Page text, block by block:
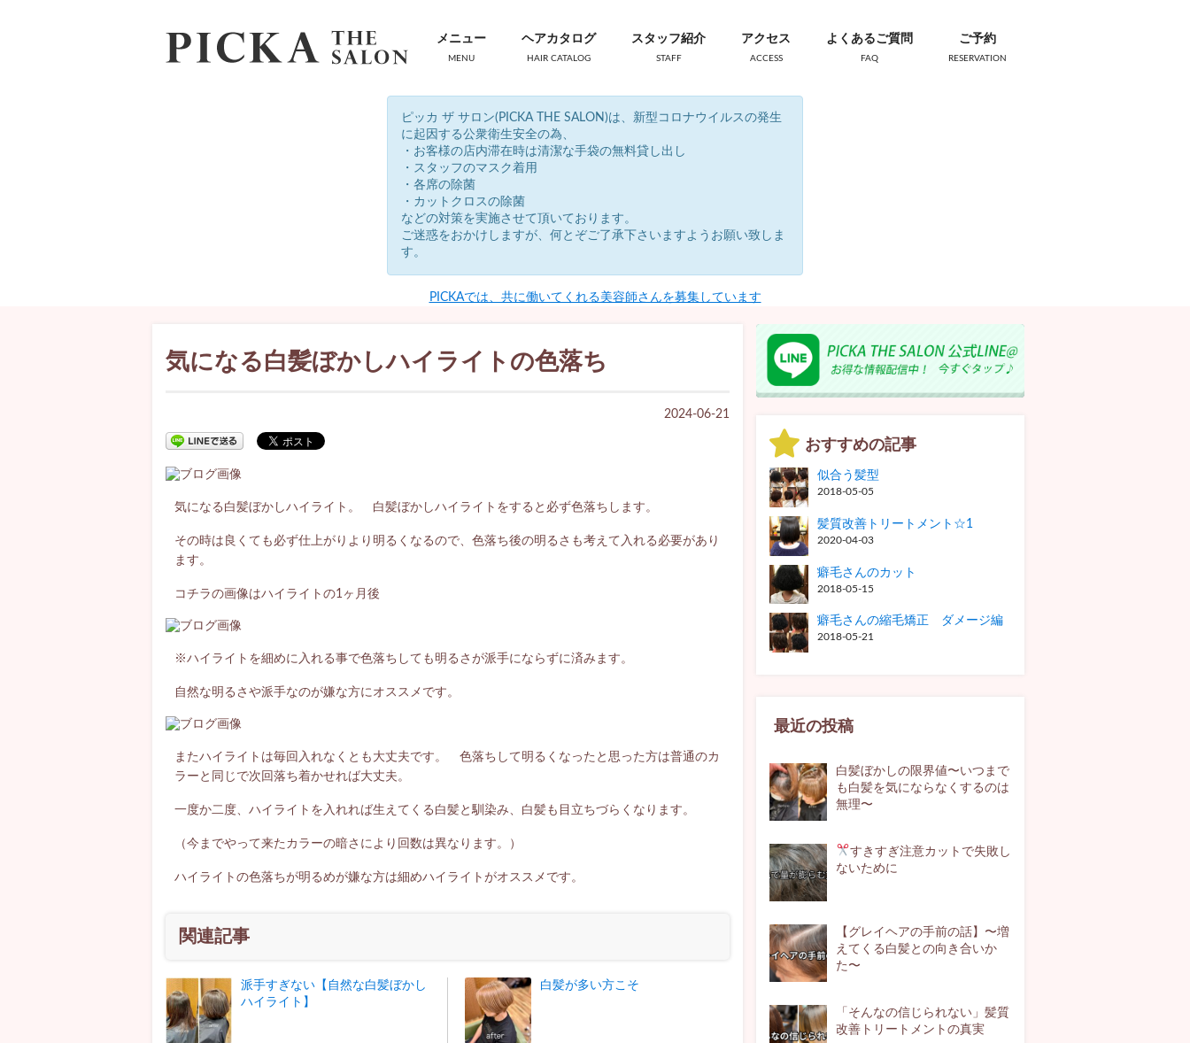
メニュー
MENU
ヘアカタログ
HAIR CATALOG
スタッフ紹介
STAFF
アクセス
ACCESS
よくあるご質問
FAQ
ご予約
RESERVATION
ピッカ ザ サロン(PICKA THE SALON)は、新型コロナウイルスの発生
に起因する公衆衛生安全の為、
・お客様の店内滞在時は清潔な手袋の無料貸し出し
・スタッフのマスク着用
・各席の除菌
・カットクロスの除菌
などの対策を実施させて頂いております。
ご迷惑をおかけしますが、何とぞご了承下さいますようお願い致しま
す。
PICKAでは、共に働いてくれる美容師さんを募集しています
気になる白髪ぼかしハイライトの色落ち
2024-06-21
気になる白髪ぼかしハイライト。 白髪ぼかしハイライトをすると必ず色落ちします。
その時は良くても必ず仕上がりより明るくなるので、色落ち後の明るさも考えて入れる必要があり
ます。
コチラの画像はハイライトの1ヶ月後
※ハイライトを細めに入れる事で色落ちしても明るさが派手にならずに済みます。
自然な明るさや派手なのが嫌な方にオススメです。
またハイライトは毎回入れなくとも大丈夫です。 色落ちして明るくなったと思った方は普通のカ
ラーと同じで次回落ち着かせれば大丈夫。
一度か二度、ハイライトを入れれば生えてくる白髪と馴染み、白髪も目立ちづらくなります。
（今までやって来たカラーの暗さにより回数は異なります。）
ハイライトの色落ちが明るめが嫌な方は細めハイライトがオススメです。
関連記事
派手すぎない【自然な白髪ぼかし
ハイライト】
白髪が多い方こそ
おすすめの記事
似合う髪型
2018-05-05
髪質改善トリートメント☆1
2020-04-03
癖毛さんのカット
2018-05-15
癖毛さんの縮毛矯正 ダメージ編
2018-05-21
最近の投稿
白髪ぼかしの限界値〜いつまで
も白髪を気にならなくするのは
無理〜
すきすぎ注意カットで失敗し
ないために
【グレイヘアの手前の話】〜増
えてくる白髪との向き合いか
た〜
「そんなの信じられない」髪質
改善トリートメントの真実